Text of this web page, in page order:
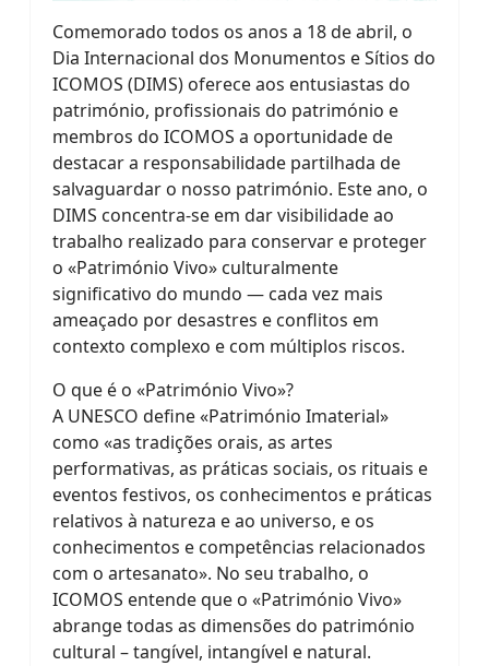
Comemorado todos os anos a 18 de abril, o
Dia Internacional dos Monumentos e Sítios do
ICOMOS (DIMS) oferece aos entusiastas do
património, profissionais do património e
membros do ICOMOS a oportunidade de
destacar a responsabilidade partilhada de
salvaguardar o nosso património. Este ano, o
DIMS concentra-se em dar visibilidade ao
trabalho realizado para conservar e proteger
o «Património Vivo» culturalmente
significativo do mundo — cada vez mais
ameaçado por desastres e conflitos em
contexto complexo e com múltiplos riscos.
O que é o «Património Vivo»?
A UNESCO define «Património Imaterial»
como «as tradições orais, as artes
performativas, as práticas sociais, os rituais e
eventos festivos, os conhecimentos e práticas
relativos à natureza e ao universo, e os
conhecimentos e competências relacionados
com o artesanato». No seu trabalho, o
ICOMOS entende que o «Património Vivo»
abrange todas as dimensões do património
cultural – tangível, intangível e natural.